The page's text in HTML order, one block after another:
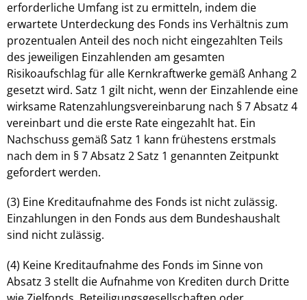
erforderliche Umfang ist zu ermitteln, indem die
erwartete Unterdeckung des Fonds ins Verhältnis zum
prozentualen Anteil des noch nicht eingezahlten Teils
des jeweiligen Einzahlenden am gesamten
Risikoaufschlag für alle Kernkraftwerke gemäß Anhang 2
gesetzt wird. Satz 1 gilt nicht, wenn der Einzahlende eine
wirksame Ratenzahlungsvereinbarung nach § 7 Absatz 4
vereinbart und die erste Rate eingezahlt hat. Ein
Nachschuss gemäß Satz 1 kann frühestens erstmals
nach dem in § 7 Absatz 2 Satz 1 genannten Zeitpunkt
gefordert werden.
(3) Eine Kreditaufnahme des Fonds ist nicht zulässig.
Einzahlungen in den Fonds aus dem Bundeshaushalt
sind nicht zulässig.
(4) Keine Kreditaufnahme des Fonds im Sinne von
Absatz 3 stellt die Aufnahme von Krediten durch Dritte